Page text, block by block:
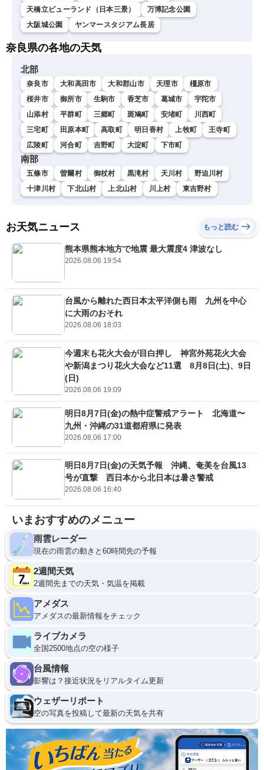
天橋立ビューランド（日本三景）
万博記念公園
大阪城公園
ヤンマースタジアム長居
奈良県の各地の天気
北部
奈良市 大和高田市 大和郡山市 天理市
橿原市
桜井市
御所市 生駒市 香芝市 葛城市
宇陀市
山添村
平群町 三郷町 斑鳩町 安堵町
川西町
三宅町
田原本町 高取町 明日香村 上牧町
王寺町
広陵町
河合町 吉野町 大淀町 下市町
南部
五條市 曽爾村 御杖村 黒滝村 天川村
野迫川村
十津川村
下北山村 上北山村 川上村 東吉野村
お天気ニュース もっと読む
熊本県熊本地方で地震 最大震度4 津波なし
2026.08.06 19:54
台風から離れた西日本太平洋側も雨 九州を中心
に大雨のおそれ
2026.08.06 18:03
今週末も花火大会が目白押し 神宮外苑花火大会
や新潟まつり花火大会など11選 8月8日(土)、9日
(日)
2026.08.06 19:09
明日8月7日(金)の熱中症警戒アラート 北海道〜
九州・沖縄の31道都府県に発表
2026.08.06 17:00
明日8月7日(金)の天気予報 沖縄、奄美を台風13
号が直撃 西日本から北日本は暑さ警戒
2026.08.06 16:40
いまおすすめのメニュー
雨雲レーダー
現在の雨雲の動きと60時間先の予報
2週間天気
2週間先までの天気・気温を掲載
アメダス
アメダスの最新情報をチェック
ライブカメラ
全国2500地点の空の様子
台風情報
影響は？接近状況をリアルタイム更新
ウェザーリポート
空の写真を投稿して最新の天気を共有